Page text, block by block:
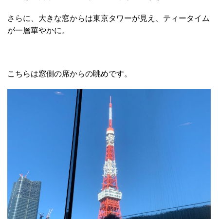
さらに、大きな窓からは東京タワーが見え、ティータイム
が一層華やかに。
こちらは窓側の席からの眺めです。